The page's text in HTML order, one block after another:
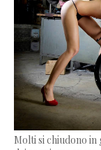
Molti si chiudono